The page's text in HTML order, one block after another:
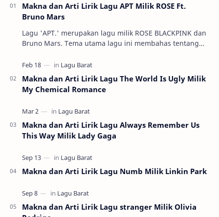
Makna dan Arti Lirik Lagu APT Milik ROSE Ft.
Bruno Mars
Lagu 'APT.' merupakan lagu milik ROSE BLACKPINK dan
Bruno Mars. Tema utama lagu ini membahas tentang
Makna dan Arti Lirik Lagu The World Is Ugly Milik
My Chemical Romance
Makna dan Arti Lirik Lagu Always Remember Us
This Way Milik Lady Gaga
Makna dan Arti Lirik Lagu Numb Milik Linkin Park
Makna dan Arti Lirik Lagu stranger Milik Olivia